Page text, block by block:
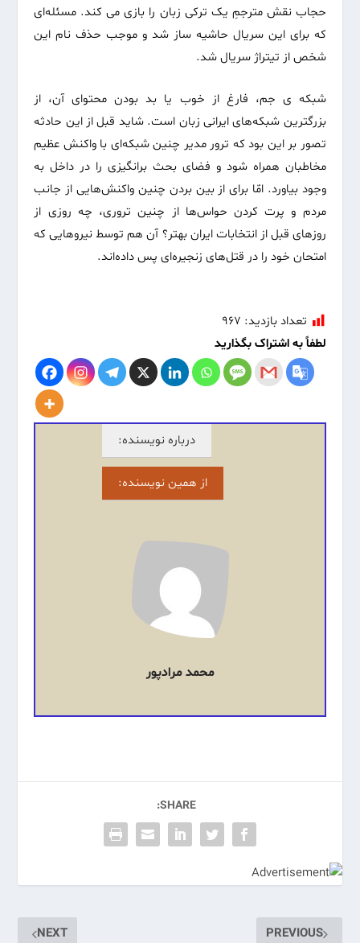
حجاب نقش مترجمِ یک ترکی زبان را بازی می کند. مسئله‌ای
که برای این سریال حاشیه ساز شد و موجب حذف نام این
شخص از تیتراژ سریال شد.
شبکه ی جم، فارغ از خوب یا بد بودن محتوای آن، از
بزرگترین شبکه‌های ایرانی زبان است. شاید قبل از این حادثه
تصور بر این بود که ترور مدیر چنین شبکه‌ای با واکنش عظیم
مخاطبان همراه شود و فضای بحث برانگیزی را در داخل به
وجود بیاورد. امّا برای از بین بردن چنین واکنش‌هایی از جانب
مردم و پرت کردن حواس‌ها از چنین تروری، چه روزی از
روزهای قبل از انتخابات ایران بهتر؟ آن هم توسط نیروهایی که
امتحان خود را در قتل‌های زنجیره‌ای پس داده‌اند.
تعداد بازدید: ۹۶۷
لطفاً به اشتراک بگذارید
درباره نویسنده:
از همین نویسنده:
محمد مرادپور
SHARE:
PREVIOUS
NEXT